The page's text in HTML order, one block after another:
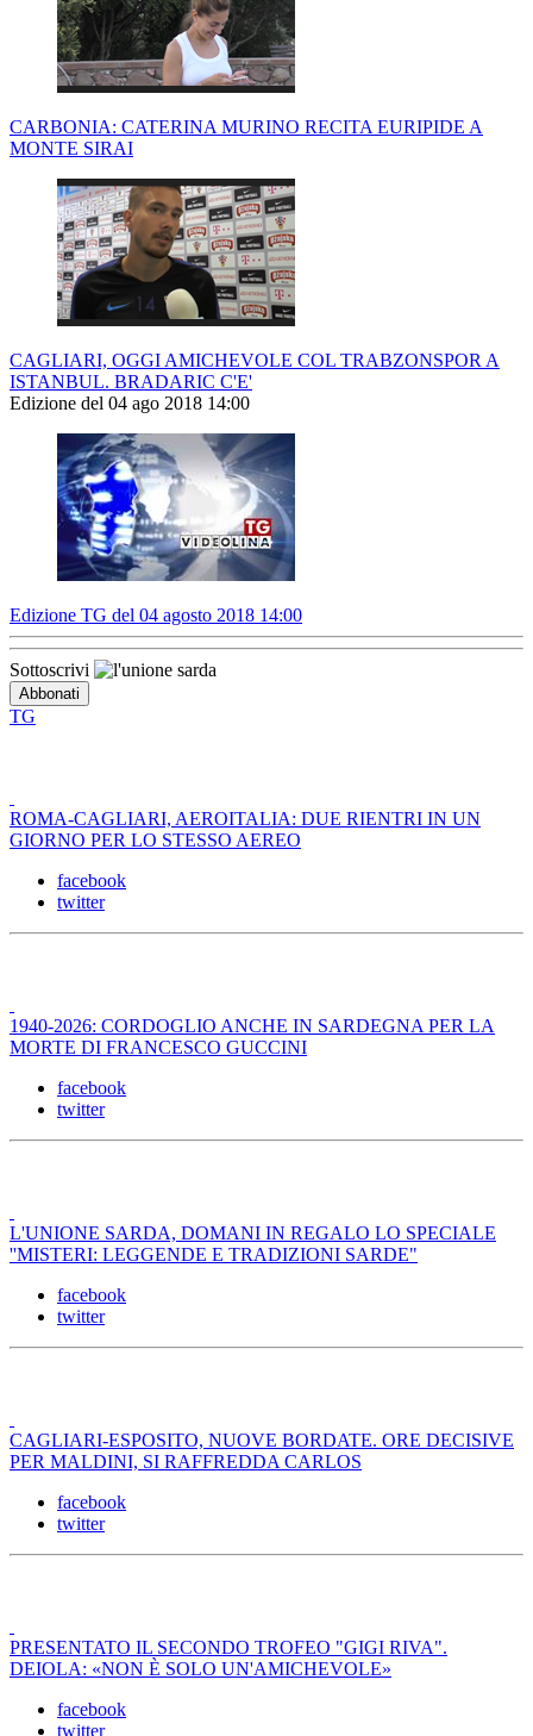
CARBONIA: CATERINA MURINO RECITA EURIPIDE A
MONTE SIRAI
CAGLIARI, OGGI AMICHEVOLE COL TRABZONSPOR A
ISTANBUL. BRADARIC C'E'
Edizione del 04 ago 2018 14:00
Edizione TG del 04 agosto 2018 14:00
Sottoscrivi
TG
ROMA-CAGLIARI, AEROITALIA: DUE RIENTRI IN UN
GIORNO PER LO STESSO AEREO
facebook
twitter
1940-2026: CORDOGLIO ANCHE IN SARDEGNA PER LA
MORTE DI FRANCESCO GUCCINI
facebook
twitter
L'UNIONE SARDA, DOMANI IN REGALO LO SPECIALE
''MISTERI: LEGGENDE E TRADIZIONI SARDE"
facebook
twitter
CAGLIARI-ESPOSITO, NUOVE BORDATE. ORE DECISIVE
PER MALDINI, SI RAFFREDDA CARLOS
facebook
twitter
PRESENTATO IL SECONDO TROFEO "GIGI RIVA".
DEIOLA: «NON È SOLO UN'AMICHEVOLE»
facebook
twitter